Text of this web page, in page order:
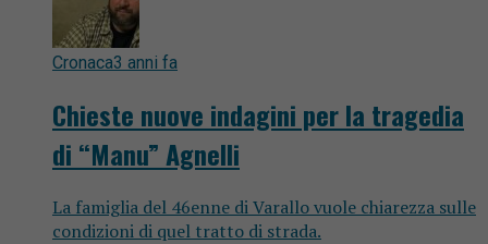
Cronaca3 anni fa
Chieste nuove indagini per la tragedia
di “Manu” Agnelli
La famiglia del 46enne di Varallo vuole chiarezza sulle
condizioni di quel tratto di strada.